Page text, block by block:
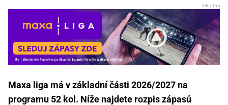
Maxa liga má v základní části 2026/2027 na
programu 52 kol. Níže najdete rozpis zápasů